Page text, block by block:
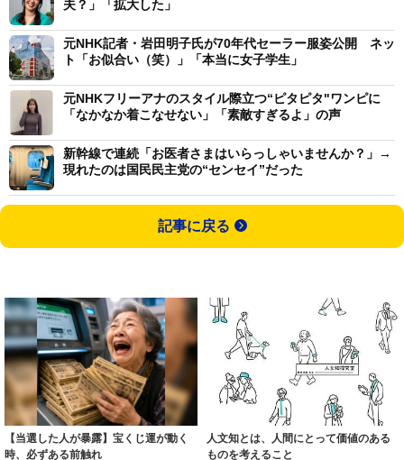
夫？」「拡大した」
元NHK記者・岩田明子氏が70年代セーラー服姿公開 ネッ
ト「お似合い（笑）」「本当に女子学生」
元NHKフリーアナのスタイル際立つ“ピタピタ"ワンピに
「なかなか着こなせない」「素敵すぎるよ」の声
新幹線で連続「お医者さまはいらっしゃいませんか？」→
現れたのは国民民主党の“センセイ”だった
記事に戻る
【当選した人が暴露】宝くじ運が動く
時、必ずある前触れ
人文知とは、人間にとって価値のある
ものを考えること